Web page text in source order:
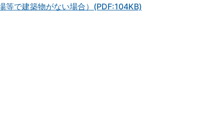
等で建築物がない場合）(PDF:104KB)